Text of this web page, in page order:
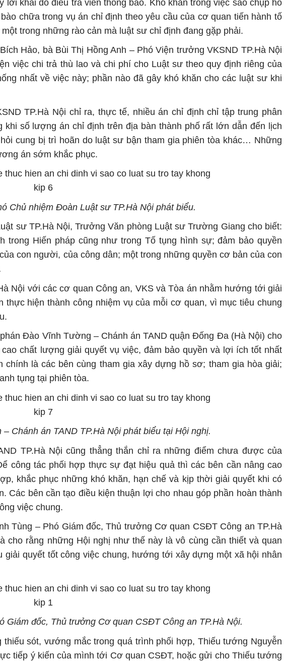
khai do điều tra viên thông báo. Khó khăn trong việc sao chụp hồ
chữa trong vụ án chỉ định theo yêu cầu của cơ quan tiến hành tố
trong những rào cản mà luật sư chỉ định đang gặp phải.
Hảo, bà Bùi Thị Hồng Anh – Phó Viện trưởng VKSND TP.Hà Nội
việc chi trả thù lao và chi phí cho Luật sư theo quy định riêng của
nhất về việc này; phần nào đã gây khó khăn cho các luật sư khi
TP.Hà Nội chỉ ra, thực tế, nhiều án chỉ định chỉ tập trung phân
số lượng án chỉ định trên địa bàn thành phố rất lớn dẫn đến lịch
cung bị trì hoãn do luật sư bận tham gia phiên tòa khác… Những
án sớm khắc phục.
Chủ nhiệm Đoàn Luật sư TP.Hà Nội phát biểu.
sư TP.Hà Nội, Trưởng Văn phòng Luật sư Trường Giang cho biết:
Hiến pháp cũng như trong Tố tụng hình sự; đảm bảo quyền
con người, của công dân; một trong những quyền cơ bản của con
Nội với các cơ quan Công an, VKS và Tòa án nhằm hướng tới giải
hiện thành công nhiệm vụ của mỗi cơ quan, vì mục tiêu chung
Đào Vĩnh Tường – Chánh án TAND quận Đống Đa (Hà Nội) cho
chất lượng giải quyết vụ việc, đảm bảo quyền và lợi ích tốt nhất
là các bên cùng tham gia xây dựng hồ sơ; tham gia hòa giải;
tụng tại phiên tòa.
Chánh án TAND TP.Hà Nội phát biểu tại Hội nghị.
TP.Hà Nội cũng thẳng thắn chỉ ra những điểm chưa được của
công tác phối hợp thực sự đạt hiệu quả thì các bên cần nâng cao
khắc phục những khó khăn, hạn chế và kịp thời giải quyết khi có
Các bên cần tạo điều kiện thuận lợi cho nhau góp phần hoàn thành
việc chung.
Tùng – Phó Giám đốc, Thủ trưởng Cơ quan CSĐT Công an TP.Hà
cho rằng những Hội nghị như thế này là vô cùng cần thiết và quan
giải quyết tốt công việc chung, hướng tới xây dựng một xã hội nhân
Giám đốc, Thủ trưởng Cơ quan CSĐT Công an TP.Hà Nội.
sót, vướng mắc trong quá trình phối hợp, Thiếu tướng Nguyễn
tiếp ý kiến của mình tới Cơ quan CSĐT, hoặc gửi cho Thiếu tướng